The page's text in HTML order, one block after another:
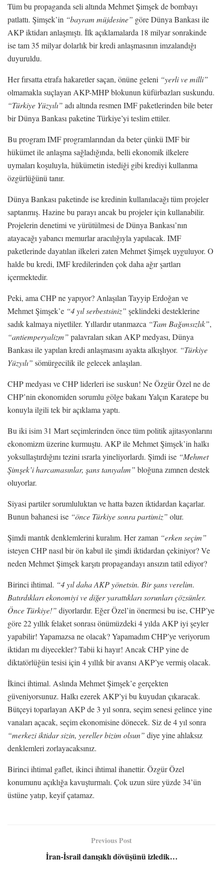
Tüm bu propaganda seli altında Mehmet Şimşek de bombayı
patlattı. Şimşek’in “bayram müjdesine” göre Dünya Bankası ile
AKP iktidarı anlaşmıştı. İlk açıklamalarda 18 milyar sonrakinde
ise tam 35 milyar dolarlık bir kredi anlaşmasının imzalandığı
duyuruldu.
Her fırsatta etrafa hakaretler saçan, önüne geleni “yerli ve milli”
olmamakla suçlayan AKP-MHP blokunun küfürbazları suskundu.
“Türkiye Yüzyılı” adı altında resmen IMF paketlerinden bile beter
bir Dünya Bankası paketine Türkiye’yi teslim ettiler.
Bu program IMF programlarından da beter çünkü IMF bir
hükümet ile anlaşma sağladığında, belli ekonomik ilkelere
uymaları koşuluyla, hükümetin istediği gibi krediyi kullanma
özgürlüğünü tanır.
Dünya Bankası paketinde ise kredinin kullanılacağı tüm projeler
saptanmış. Hazine bu parayı ancak bu projeler için kullanabilir.
Projelerin denetimi ve yürütülmesi de Dünya Bankası’nın
atayacağı yabancı memurlar aracılığıyla yapılacak. IMF
paketlerinde dayatılan ilkeleri zaten Mehmet Şimşek uyguluyor. O
halde bu kredi, IMF kredilerinden çok daha ağır şartları
içermektedir.
Peki, ama CHP ne yapıyor? Anlaşılan Tayyip Erdoğan ve
Mehmet Şimşek’e “4 yıl serbestsiniz” şeklindeki desteklerine
sadık kalmaya niyetliler. Yıllardır utanmazca “Tam Bağımsızlık”,
“antiemperyalizm” palavraları sıkan AKP medyası, Dünya
Bankası ile yapılan kredi anlaşmasını ayakta alkışlıyor. “Türkiye
Yüzyılı” sömürgecilik ile gelecek anlaşılan.
CHP medyası ve CHP liderleri ise suskun! Ne Özgür Özel ne de
CHP’nin ekonomiden sorumlu gölge bakanı Yalçın Karatepe bu
konuyla ilgili tek bir açıklama yaptı.
Bu iki isim 31 Mart seçimlerinden önce tüm politik ajitasyonlarını
ekonomizm üzerine kurmuştu. AKP ile Mehmet Şimşek’in halkı
yoksullaştırdığını tezini ısrarla yineliyorlardı. Şimdi ise “Mehmet
Şimşek’i harcamasınlar, şans tanıyalım” bloğuna zımnen destek
oluyorlar.
Siyasi partiler sorumluluktan ve hatta bazen iktidardan kaçarlar.
Bunun bahanesi ise “önce Türkiye sonra partimiz” olur.
Şimdi mantık denklemlerini kuralım. Her zaman “erken seçim”
isteyen CHP nasıl bir ön kabul ile şimdi iktidardan çekiniyor? Ve
neden Mehmet Şimşek karşıtı propagandayı ansızın tatil ediyor?
Birinci ihtimal. “4 yıl daha AKP yönetsin. Bir şans verelim.
Batırdıkları ekonomiyi ve diğer yarattıkları sorunları çözsünler.
Önce Türkiye!” diyorlardır. Eğer Özel’in önermesi bu ise, CHP’ye
göre 22 yıllık felaket sonrası önümüzdeki 4 yılda AKP iyi şeyler
yapabilir! Yapamazsa ne olacak? Yapamadım CHP’ye veriyorum
iktidarı mı diyecekler? Tabii ki hayır! Ancak CHP yine de
diktatörlüğün tesisi için 4 yıllık bir avansı AKP’ye vermiş olacak.
İkinci ihtimal. Aslında Mehmet Şimşek’e gerçekten
güveniyorsunuz. Halkı ezerek AKP’yi bu kuyudan çıkaracak.
Bütçeyi toparlayan AKP de 3 yıl sonra, seçim senesi gelince yine
vanaları açacak, seçim ekonomisine dönecek. Siz de 4 yıl sonra
“merkezi iktidar sizin, yereller bizim olsun” diye yine ahlaksız
denklemleri zorlayacaksınız.
Birinci ihtimal gaflet, ikinci ihtimal ihanettir. Özgür Özel
konumunu açıklığa kavuşturmalı. Çok uzun süre yüzde 34’ün
üstüne yatıp, keyif çatamaz.
Previous Post
İran-İsrail danışıklı dövüşünü izledik…